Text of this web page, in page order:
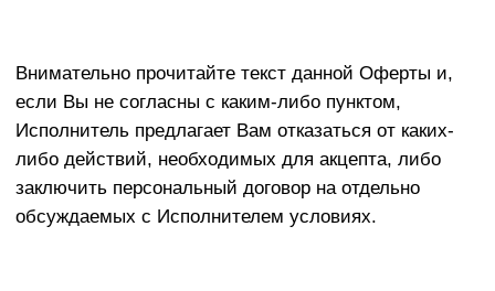
если Вы не согласны с каким-либо пунктом,
Исполнитель предлагает Вам отказаться от каких-
заключить персональный договор на отдельно
обсуждаемых с Исполнителем условиях.
ОФЕРТА